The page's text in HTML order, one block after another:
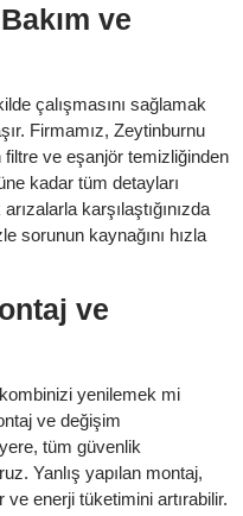
ve
çalışmasını sağlamak
Firmamız, Zeytinburnu
filtre ve eşanjör temizliğinden
kadar tüm detayları
karşılaştığınızda
sorunun kaynağını hızla
ve
yenilemek mi
ve değişim
tüm güvenlik
Yanlış yapılan montaj,
ve enerji tüketimini artırabilir.